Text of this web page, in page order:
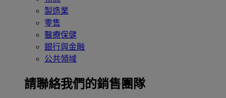
製造業
零售
醫療保健
銀行與金融
公共領域
請聯絡我們的銷售團隊